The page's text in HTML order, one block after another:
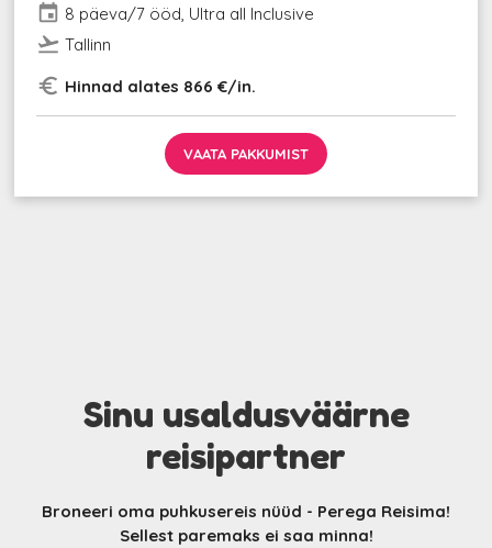
event 8 päeva/7 ööd, Ultra all Inclusive
flight_takeoff Tallinn
euro_symbol Hinnad alates 866 €/in.
VAATA PAKKUMIST
Sinu usaldusväärne
reisipartner
Broneeri oma puhkusereis nüüd - Perega Reisima!
Sellest paremaks ei saa minna!